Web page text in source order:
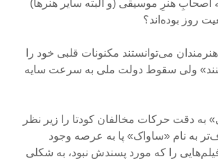
هنرِ موسیقی (و البته سایر هنرها)
روز بوده‌اند؟
می‌توانستند مکنونات قلبی خود را
کنند» ولی سقوط دولت ملی به سرعت سایه
شهربانی» به دقت حرکات مخالفان کودتا را زیر نظر
به نام «ساواک» پا به عرصه وجود
را که مورد پسندش نبود، به شکلی